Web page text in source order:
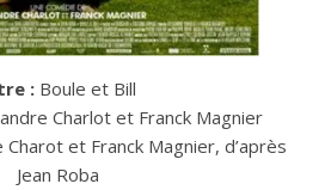
: Boule et Bill
Charlot et Franck Magnier
Charot et Franck Magnier, d’après
Jean Roba